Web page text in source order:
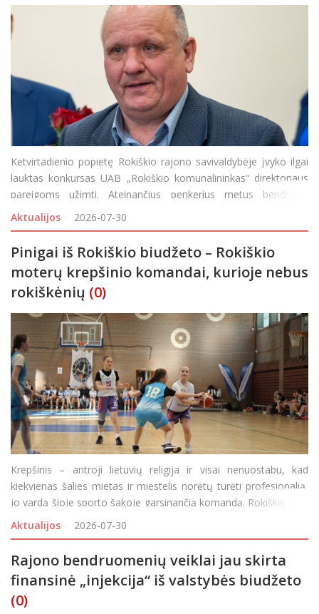
Ketvirtadienio popietę Rokiškio rajono savivaldybėje įvyko ilgai
lauktas konkursas UAB „Rokiškio komunalininkas“ direktoriaus
pareigoms užimti. Ateinančius penkerius metus bendrovei
vadovaus laikinai beveik metus jos vairą laikęs Vidmantas
Karpavičius. Nors anksčiau klaust
Aktualijos 2026-07-30
Pinigai iš Rokiškio biudžeto – Rokiškio
moterų krepšinio komandai, kurioje nebus
rokiškėnių (0)
Krepšinis – antroji lietuvių religija ir visai nenuostabu, kad
kiekvienas šalies mietas ir miestelis norėtų turėti profesionalią,
jo vardą šioje sporto šakoje garsinančią komandą. Rokiškis – ne
išimtis, garsiai pradėjęs svajoti apie profesionalią
Aktualijos 2026-07-30
Rajono bendruomenių veiklai jau skirta
finansinė „injekcija“ iš valstybės biudžeto
(0)